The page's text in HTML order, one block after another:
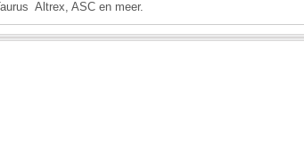
Altrex, ASC en meer.